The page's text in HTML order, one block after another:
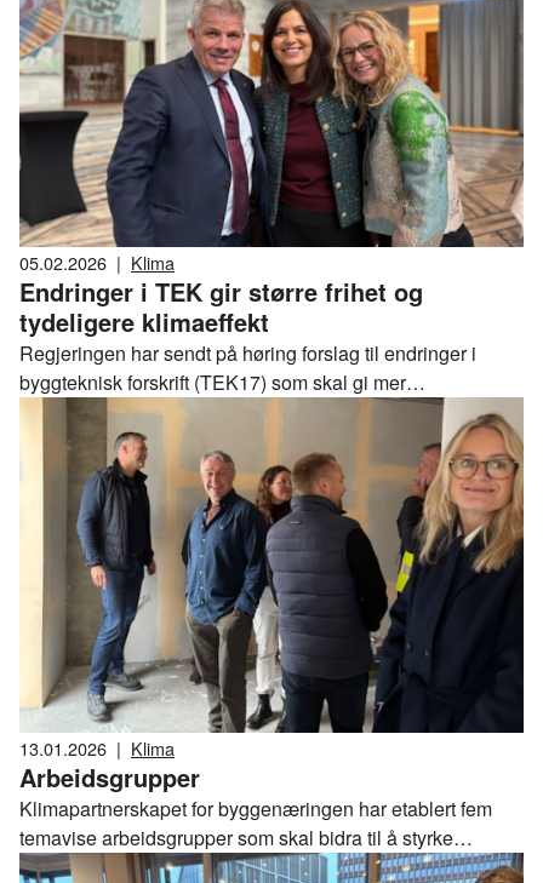
05.02.2026 | Klima
Endringer i TEK gir større frihet og
tydeligere klimaeffekt
Regjeringen har sendt på høring forslag til endringer i
byggteknisk forskrift (TEK17) som skal gi mer
energieffektive bygg og redusert klimaavtrykk fra
materialbruk. Forslagene ble presentert av kommunal- og
distriktsminister Bjørnar Skjæran på Byggenæringens
Klimakonferanse, og innebærer et tydelig skifte i hvordan
klimakrav stilles til bygg.
13.01.2026 | Klima
Arbeidsgrupper
Klimapartnerskapet for byggenæringen har etablert fem
temavise arbeidsgrupper som skal bidra til å styrke
næringens rolle i det grønne skiftet.